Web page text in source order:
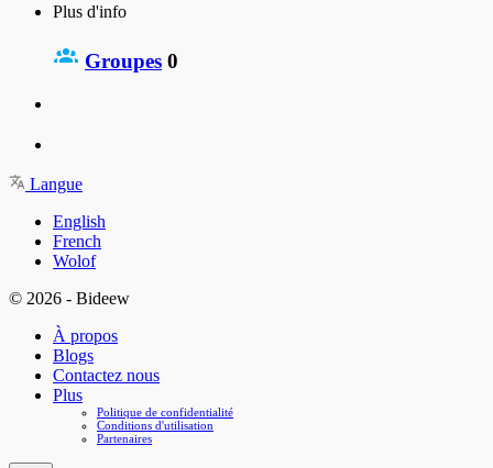
Plus d'info
Groupes 0
Langue
English
French
Wolof
© 2026 - Bideew
À propos
Blogs
Contactez nous
Plus
Politique de confidentialité
Conditions d'utilisation
Partenaires